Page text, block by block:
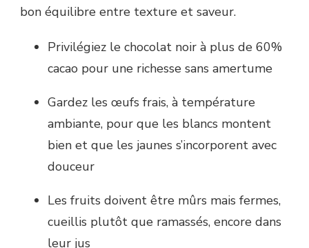
bon équilibre entre texture et saveur.
Privilégiez le chocolat noir à plus de 60%
cacao pour une richesse sans amertume
Gardez les œufs frais, à température
ambiante, pour que les blancs montent
bien et que les jaunes s’incorporent avec
douceur
Les fruits doivent être mûrs mais fermes,
cueillis plutôt que ramassés, encore dans
leur jus